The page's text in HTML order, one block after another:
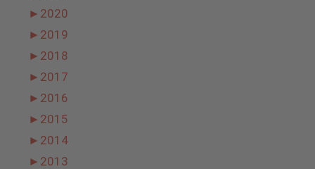
► 2020
► 2019
► 2018
► 2017
► 2016
► 2015
► 2014
► 2013